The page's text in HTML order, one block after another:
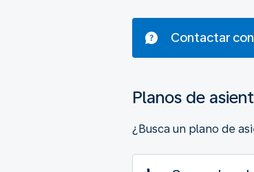
Contactar
Planos de
¿Busca un plano de